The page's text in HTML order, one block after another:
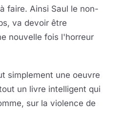
faire. Ainsi Saul le non-
va devoir être
nouvelle fois l'horreur
simplement une oeuvre
un livre intelligent qui
sur la violence de